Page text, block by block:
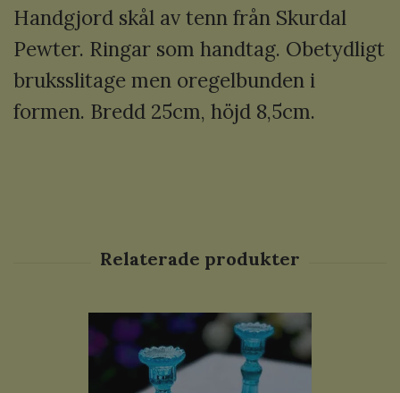
Handgjord skål av tenn från Skurdal
Pewter. Ringar som handtag. Obetydligt
bruksslitage men oregelbunden i
formen. Bredd 25cm, höjd 8,5cm.